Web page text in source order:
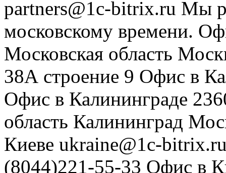
partners@1c-bitrix.ru Мы
московскому времени.
Московская область
38А строение 9 Офис в
Офис в Калининграде
область Калининград
Киеве ukraine@1c-
(8044)221-55-33 Офис в